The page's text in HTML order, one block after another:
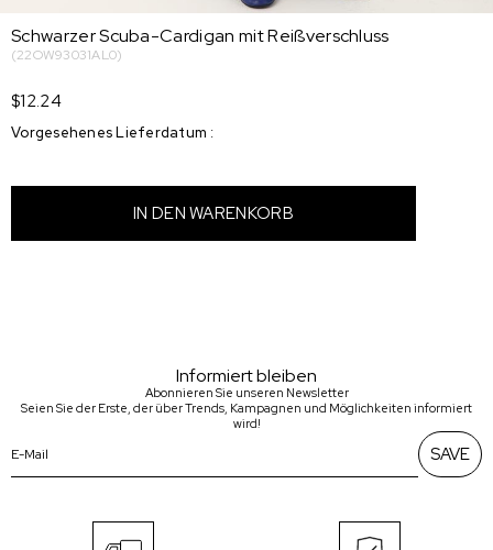
Schwarzer Scuba-Cardigan mit Reißverschluss
(22OW93031AL0)
$12.24
Vorgesehenes Lieferdatum :
Informiert bleiben
Abonnieren Sie unseren Newsletter
Seien Sie der Erste, der über Trends, Kampagnen und Möglichkeiten informiert
wird!
SAVE